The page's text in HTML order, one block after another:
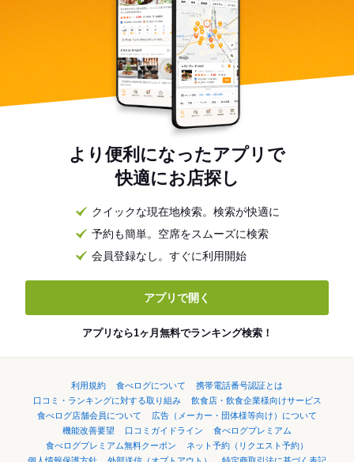
より便利になったアプリで
快適にお店探し
クイックな現在地検索。検索が快適に
予約も簡単。空席をスムーズに検索
会員登録なし。すぐに利用開始
アプリで開く
アプリなら1ヶ月無料でランキング検索！
利用規約 食べログについて
携帯電話番号認証とは
口コミ・ランキングに対する取り組み
飲食店・飲食企業様向けサービス
食べログ店舗会員について
広告（メーカー・団体様等向け）について
機能改善要望
口コミガイドライン
食べログプレミアム
食べログプレミアム無料クーポン
ネット予約（リクエスト予約）